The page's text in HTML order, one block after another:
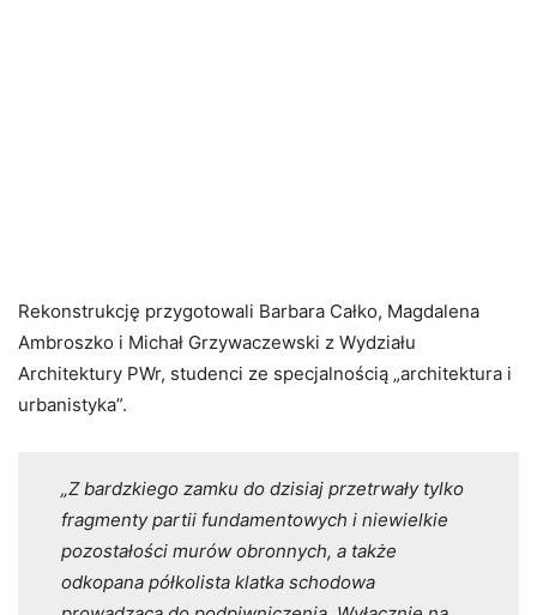
Rekonstrukcję przygotowali Barbara Całko, Magdalena
Ambroszko i Michał Grzywaczewski z Wydziału
Architektury PWr, studenci ze specjalnością „architektura i
urbanistyka”.
„Z bardzkiego zamku do dzisiaj przetrwały tylko
fragmenty partii fundamentowych i niewielkie
pozostałości murów obronnych, a także
odkopana półkolista klatka schodowa